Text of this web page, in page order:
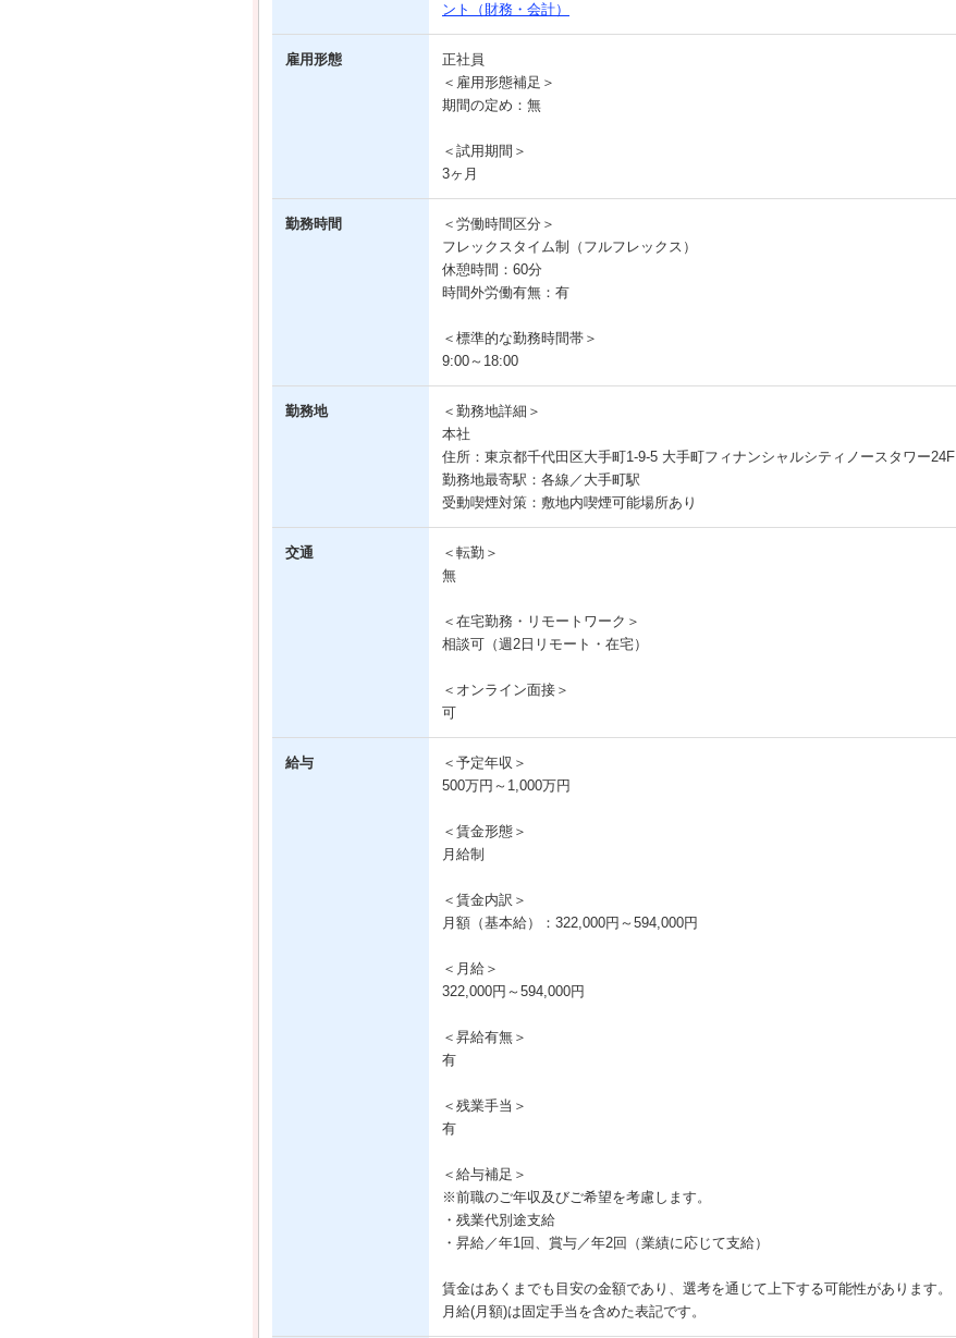
ント（財務・会計）
雇用形態
正社員
＜雇用形態補足＞
期間の定め：無
＜試用期間＞
3ヶ月
勤務時間
＜労働時間区分＞
フレックスタイム制（フルフレックス）
休憩時間：60分
時間外労働有無：有
＜標準的な勤務時間帯＞
9:00～18:00
勤務地
＜勤務地詳細＞
本社
住所：東京都千代田区大手町1-9-5 大手町フィナンシャルシティノースタワー24F
勤務地最寄駅：各線／大手町駅
受動喫煙対策：敷地内喫煙可能場所あり
交通
＜転勤＞
無
＜在宅勤務・リモートワーク＞
相談可（週2日リモート・在宅）
＜オンライン面接＞
可
給与
＜予定年収＞
500万円～1,000万円
＜賃金形態＞
月給制
＜賃金内訳＞
月額（基本給）：322,000円～594,000円
＜月給＞
322,000円～594,000円
＜昇給有無＞
有
＜残業手当＞
有
＜給与補足＞
※前職のご年収及びご希望を考慮します。
・残業代別途支給
・昇給／年1回、賞与／年2回（業績に応じて支給）
賃金はあくまでも目安の金額であり、選考を通じて上下する可能性があります。
月給(月額)は固定手当を含めた表記です。